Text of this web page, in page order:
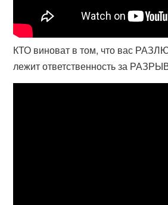
КТО виноват в том, что вас
лежит ответственность за